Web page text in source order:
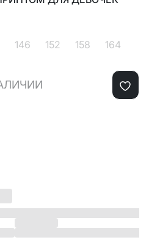
146 152 158 164